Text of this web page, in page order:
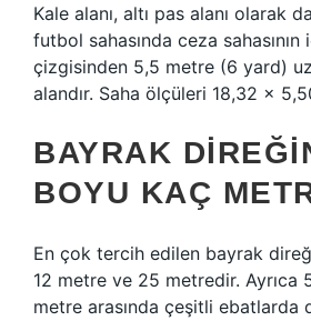
Kale alanı, altı pas alanı olarak da
futbol sahasında ceza
çizgisinden 5,5 metre (6 yard)
alandır. Saha ölçüleri 18,32 x
BAYRAK
BOYU KAÇ
En çok tercih edilen bayrak
12 metre ve 25 metredir. Ayrıca
metre arasında çeşitli ebatlarda